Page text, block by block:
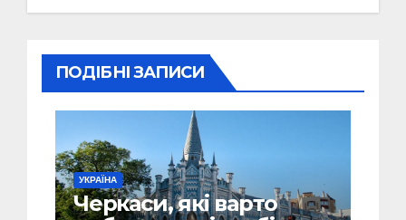
ПОДІБНІ ЗАПИСИ
УКРАЇНА
Черкаси, які варто